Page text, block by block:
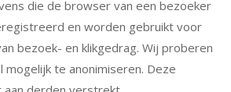
die de browser van een bezoeker
en worden gebruikt voor
bezoek- en klikgedrag. Wij proberen
te anonimiseren. Deze